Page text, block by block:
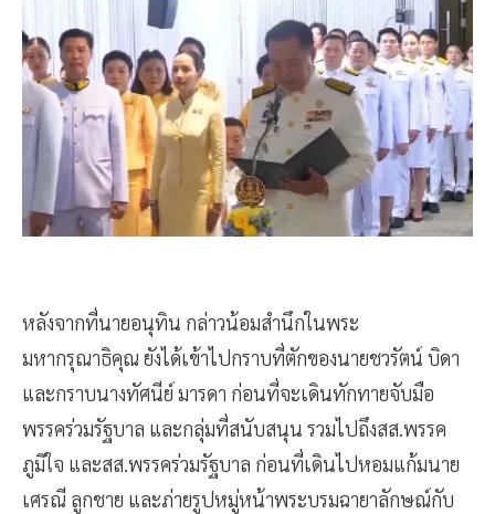
หลังจากที่นายอนุทิน กล่าวน้อมสำนึกในพระ
มหากรุณาธิคุณ ยังได้เข้าไปกราบที่ตักของนายชวรัตน์ บิดา
และกราบนางทัศนีย์ มารดา ก่อนที่จะเดินทักทายจับมือ
พรรคร่วมรัฐบาล และกลุ่มที่สนับสนุน รวมไปถึงสส.พรรค
ภูมิใจ และสส.พรรคร่วมรัฐบาล ก่อนที่เดินไปหอมแก้มนาย
เศรณี ลูกชาย และภ่ายรูปหมู่หน้าพระบรมฉายาลักษณ์กับ